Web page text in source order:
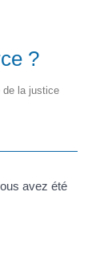
?
de la justice
avez été